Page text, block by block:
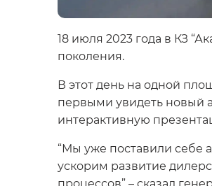
18 июля 2023 года в КЗ
поколения.
В этот день на одной
первыми увидеть новый
интерактивную
“Мы уже поставили себе
ускорим развитие
процессов” – сказал